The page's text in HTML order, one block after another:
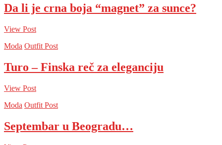
Da li je crna boja “magnet” za sunce?
View Post
Moda Outfit Post
Turo – Finska reč za eleganciju
View Post
Moda Outfit Post
Septembar u Beogradu…